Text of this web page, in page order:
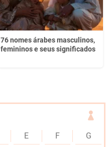
76 nomes árabes masculinos,
femininos e seus significados
E F
G